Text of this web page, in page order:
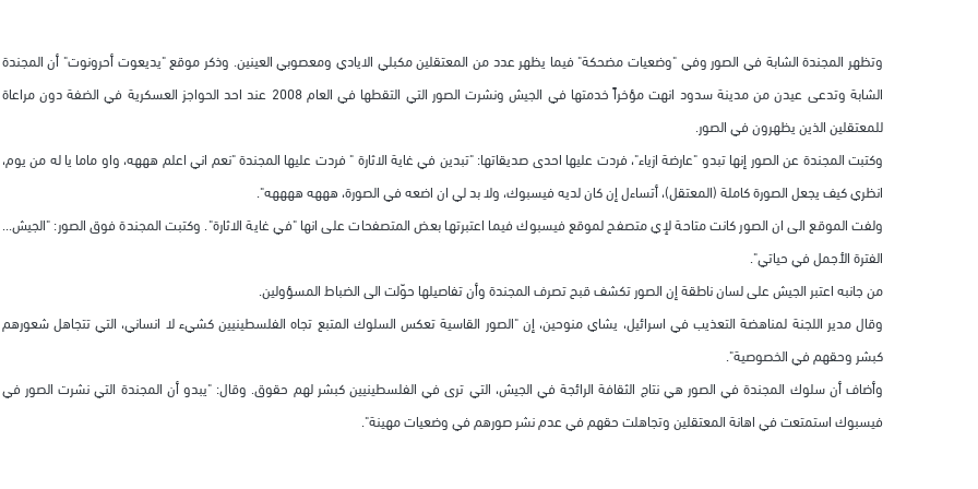
وتظهر المجندة الشابة في الصور وفي "وضعيات مضحكة" فيما يظهر عدد من المعتقلين مكبلي الايادي ومعصوبي العينين. وذكر موقع "يديعوت أحرونوت" أن المجندة
الشابة وتدعى عيدن من مدينة سدود انهت مؤخراً خدمتها في الجيش ونشرت الصور التي التقطها في العام 2008 عند احد الحواجز العسكرية في الضفة دون مراعاة
للمعتقلين الذين يظهرون في الصور.
وكتبت المجندة عن الصور إنها تبدو "عارضة ازياء"، فردت عليها احدى صديقاتها: "تبدين في غاية الاثارة " فردت عليها المجندة "نعم اني اعلم هههه، واو ماما يا له من يوم،
انظري كيف يجعل الصورة كاملة (المعتقل)، أتساءل إن كان لديه فيسبوك، ولا بد لي ان اضعه في الصورة، هههه ههههه".
ولفت الموقع الى ان الصور كانت متاحة لإي متصفح لموقع فيسبوك فيما اعتبرتها بعض المتصفحات على انها "في غاية الاثارة". وكتبت المجندة فوق الصور: "الجيش...
الفترة الأجمل في حياتي".
من جانبه اعتبر الجيش على لسان ناطقة إن الصور تكشف قبح تصرف المجندة وأن تفاصيلها حوّلت الى الضباط المسؤولين.
وقال مدير اللجنة لمناهضة التعذيب في اسرائيل، يشاي منوحين، إن "الصور القاسية تعكس السلوك المتبع تجاه الفلسطينيين كشيء لا انساني، التي تتجاهل شعورهم
كبشر وحقهم في الخصوصية".
وأضاف أن سلوك المجندة في الصور هي نتاج الثقافة الرائجة في الجيش، التي ترى في الفلسطينيين كبشر لهم حقوق. وقال: "يبدو أن المجندة التي نشرت الصور في
فيسبوك استمتعت في اهانة المعتقلين وتجاهلت حقهم في عدم نشر صورهم في وضعيات مهينة".